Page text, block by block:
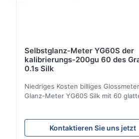
Selbstglanz-Meter YG60S der
kalibrierungs-200gu 60 des
0.1s Silk
Niedriges Kosten billiges
Glanz-Meter YG60S Silk mit 60
Material mit Glanz (0-200Gu) prüfen,
allgemeinhin zutreffen, um zu
Kontaktieren Sie uns jetzt